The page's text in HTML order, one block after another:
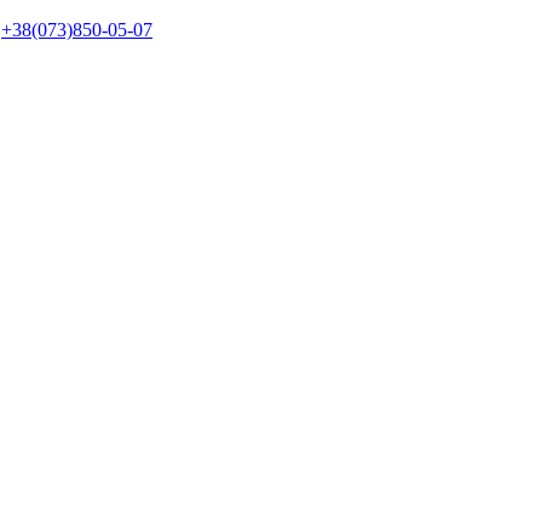
+38(073)850-05-07